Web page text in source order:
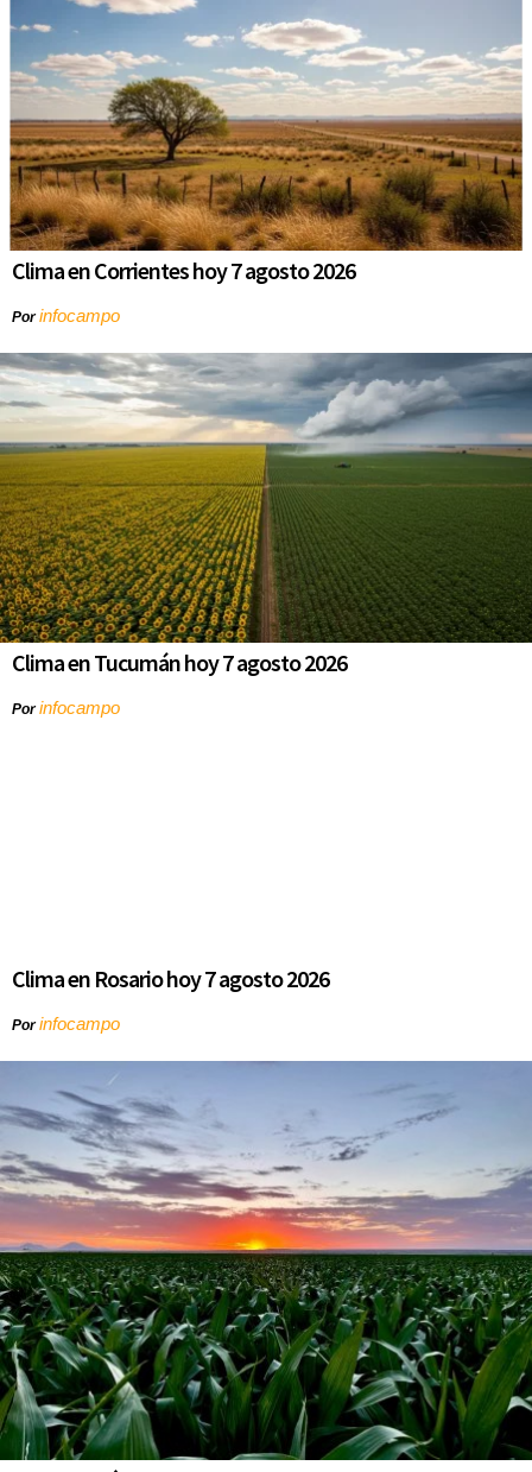
Clima en Corrientes hoy 7 agosto 2026
Porinfocampo
Clima en Tucumán hoy 7 agosto 2026
Porinfocampo
Clima en Rosario hoy 7 agosto 2026
Porinfocampo